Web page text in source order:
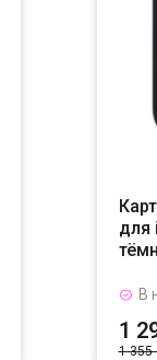
для
В
1
1 355